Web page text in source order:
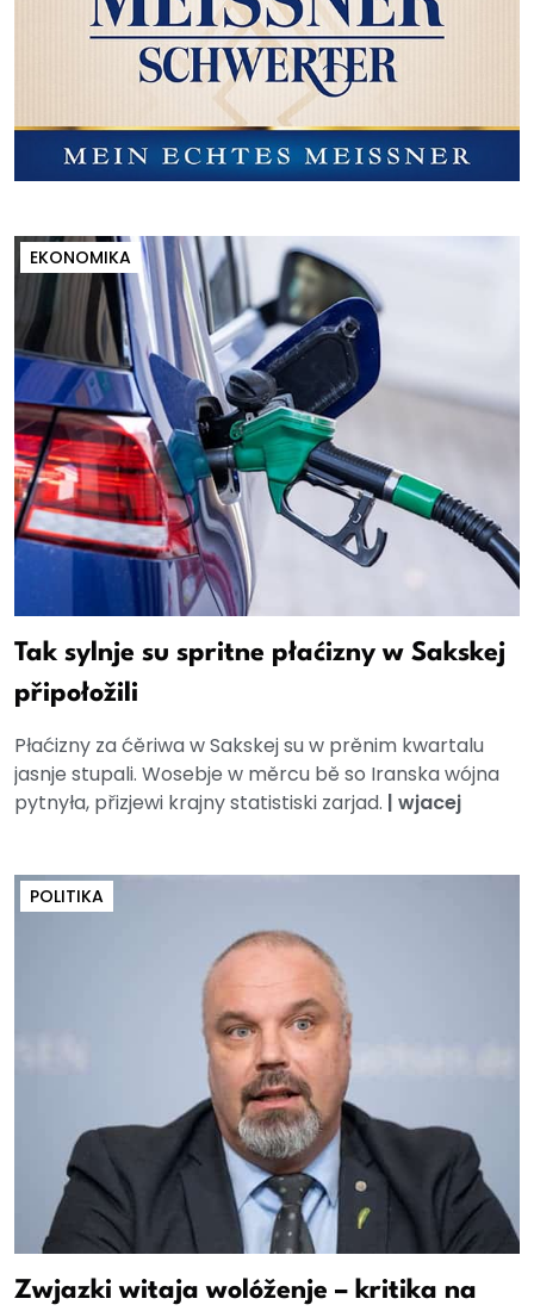
EKONOMIKA
Tak sylnje su spritne płaćizny w Sakskej
připołožili
Płaćizny za ćěriwa w Sakskej su w prěnim kwartalu
jasnje stupali. Wosebje w měrcu bě so Iranska wójna
pytnyła, přizjewi krajny statistiski zarjad. | wjacej
POLITIKA
Zwjazki witaja wolóženje – kritika na